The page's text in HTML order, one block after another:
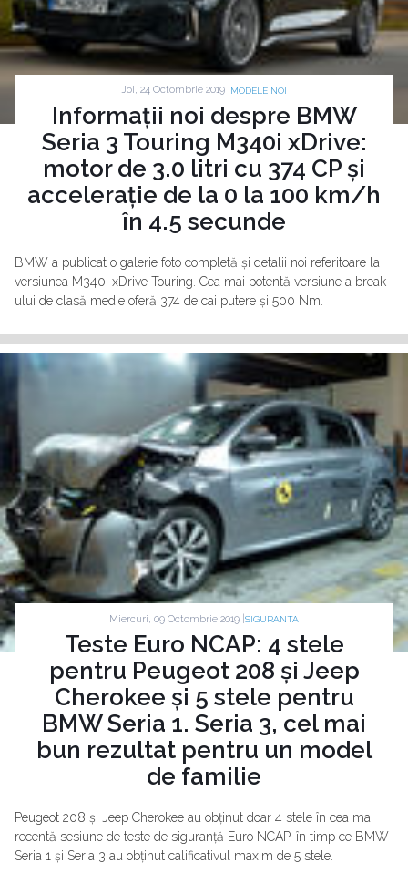
Joi, 24 Octombrie 2019 | MODELE NOI
Informații noi despre BMW
Seria 3 Touring M340i xDrive:
motor de 3.0 litri cu 374 CP și
accelerație de la 0 la 100 km/h
în 4.5 secunde
BMW a publicat o galerie foto completă și detalii noi referitoare la
versiunea M340i xDrive Touring. Cea mai potentă versiune a break-
ului de clasă medie oferă 374 de cai putere și 500 Nm.
Miercuri, 09 Octombrie 2019 | SIGURANTA
Teste Euro NCAP: 4 stele
pentru Peugeot 208 și Jeep
Cherokee și 5 stele pentru
BMW Seria 1. Seria 3, cel mai
bun rezultat pentru un model
de familie
Peugeot 208 și Jeep Cherokee au obținut doar 4 stele în cea mai
recentă sesiune de teste de siguranță Euro NCAP, în timp ce BMW
Seria 1 și Seria 3 au obținut calificativul maxim de 5 stele.